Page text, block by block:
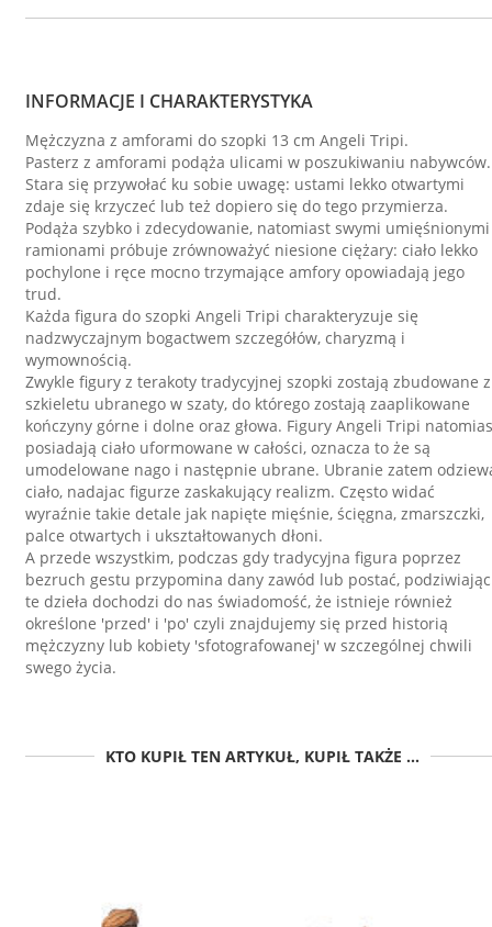
INFORMACJE I CHARAKTERYSTYKA
Mężczyzna z amforami do szopki 13 cm Angeli Tripi.
Pasterz z amforami podąża ulicami w poszukiwaniu nabywców.
Stara się przywołać ku sobie uwagę: ustami lekko otwartymi
zdaje się krzyczeć lub też dopiero się do tego przymierza.
Podąża szybko i zdecydowanie, natomiast swymi umięśnionymi
ramionami próbuje zrównoważyć niesione ciężary: ciało lekko
pochylone i ręce mocno trzymające amfory opowiadają jego
trud.
Każda figura do szopki Angeli Tripi charakteryzuje się
nadzwyczajnym bogactwem szczegółów, charyzmą i
wymownością.
Zwykle figury z terakoty tradycyjnej szopki zostają zbudowane z
szkieletu ubranego w szaty, do którego zostają zaaplikowane
kończyny górne i dolne oraz głowa. Figury Angeli Tripi
posiadają ciało uformowane w całości, oznacza to że są
umodelowane nago i następnie ubrane. Ubranie zatem
ciało, nadajac figurze zaskakujący realizm. Często widać
wyraźnie takie detale jak napięte mięśnie, ścięgna, zmarszczki,
palce otwartych i ukształtowanych dłoni.
A przede wszystkim, podczas gdy tradycyjna figura poprzez
bezruch gestu przypomina dany zawód lub postać, podziwiając
te dzieła dochodzi do nas świadomość, że istnieje również
określone 'przed' i 'po' czyli znajdujemy się przed historią
mężczyzny lub kobiety 'sfotografowanej' w szczególnej chwili
swego życia.
KTO KUPIŁ TEN ARTYKUŁ, KUPIŁ TAKŻE ...